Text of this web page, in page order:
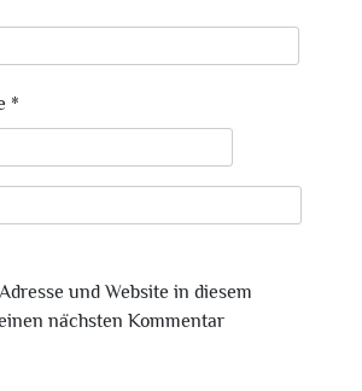
*
und Website in diesem
nächsten Kommentar